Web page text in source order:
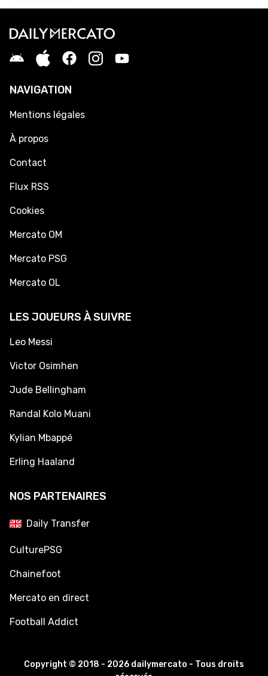
NAVIGATION
Mentions légales
À propos
Contact
Flux RSS
Cookies
Mercato OM
Mercato PSG
Mercato OL
LES JOUEURS À SUIVRE
Leo Messi
Victor Osimhen
Jude Bellingham
Randal Kolo Muani
Kylian Mbappé
Erling Haaland
NOS PARTENAIRES
Daily Transfer
CulturePSG
Chainefoot
Mercato en direct
Football Addict
Copyright © 2018 - 2026 dailymercato - Tous droits